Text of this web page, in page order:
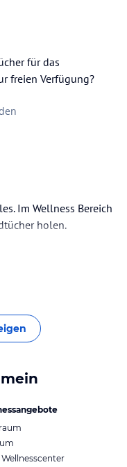
für das
freien Verfügung?
Im Wellness Bereich
holen.
Wellnesscenter